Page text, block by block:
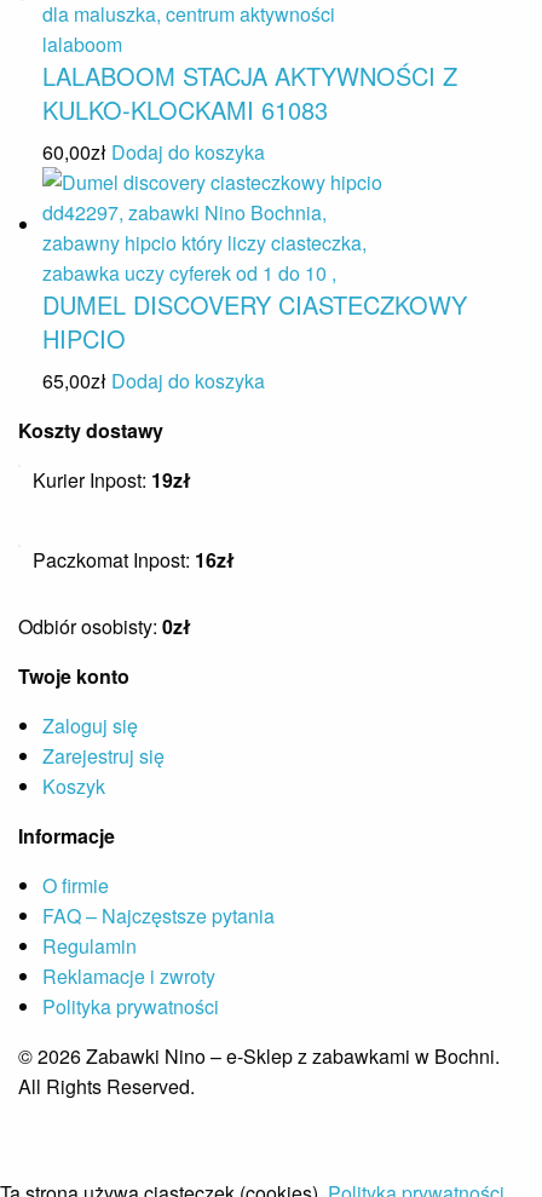
LALABOOM STACJA AKTYWNOŚCI Z
KULKO-KLOCKAMI 61083
60,00zł Dodaj do koszyka
DUMEL DISCOVERY CIASTECZKOWY
HIPCIO
65,00zł Dodaj do koszyka
Koszty dostawy
Kurier Inpost: 19zł
Paczkomat Inpost: 16zł
Odbiór osobisty: 0zł
Twoje konto
Zaloguj się
Zarejestruj się
Koszyk
Informacje
O firmie
FAQ – Najczęstsze pytania
Regulamin
Reklamacje i zwroty
Polityka prywatności
© 2026 Zabawki Nino – e-Sklep z zabawkami w Bochni.
All Rights Reserved.